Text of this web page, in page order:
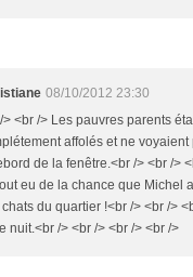
08/10/2012 23:30
> <br /> Les pauvres parents
affolés et ne
de la fenêtre.<br /> <br />
eu de la chance que Michel
du quartier !<br /> <br />
nuit.<br /> <br /> <br /> <br />